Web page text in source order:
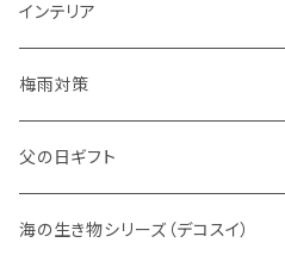
インテリア
梅雨対策
父の日ギフト
海の生き物シリーズ（デコスイ）